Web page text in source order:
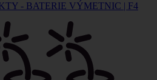
- BATERIE VÝMETNIC | F4